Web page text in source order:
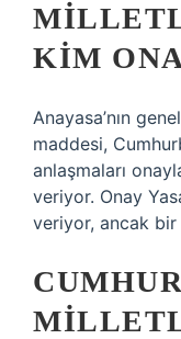
KIM
Anayasa’nın
maddesi,
anlaşmaları
veriyor. Onay
veriyor, ancak bir